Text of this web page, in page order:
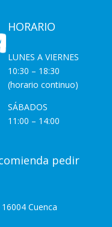
HORARIO
LUNES A VIERNES
10:30 – 18:30
(horario continuo)
SÁBADOS
11:00 – 14:00
pedir
Cuenca